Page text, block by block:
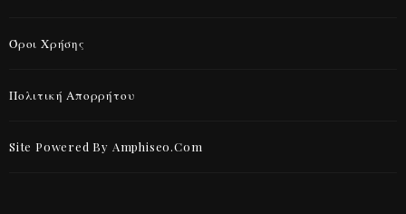
Όροι Χρήσης
Πολιτική Απορρήτου
Site Powered By Amphiseo.com